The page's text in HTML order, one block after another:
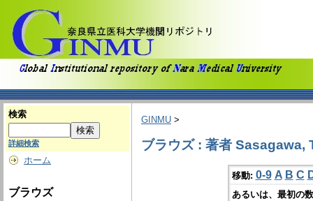
検索
詳細検索
ホーム
ブラウズ
GINMU >
ブラウズ : 著者 Sasagawa,
移動: 0-9 A B C
あるいは、最初の